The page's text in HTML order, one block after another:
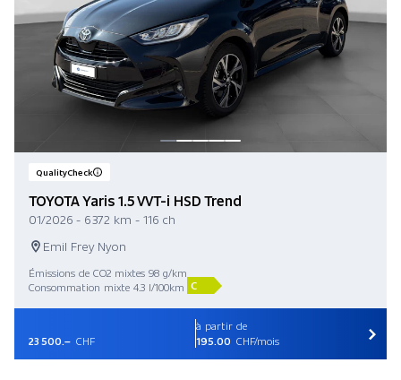
QualityCheck
TOYOTA Yaris 1.5 VVT-i HSD Trend
01/2026 - 6 372 km - 116 ch
Emil Frey Nyon
Émissions de CO2 mixtes 98 g/km
Consommation mixte 4.3 l/100km C
23 500.– CHF
à partir de
195.00 CHF/mois